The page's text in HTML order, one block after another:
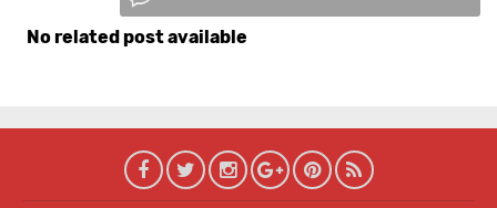
No related post available